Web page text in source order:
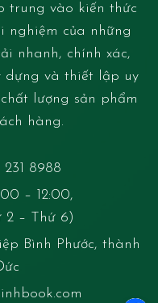
trung vào kiến thức
nghiệm của những
nhanh, chính xác,
dựng và thiết lập uy
lượng sản phẩm
hàng.
8988
– 12:00,
2 – Thứ 6)
Bình Phước, thành